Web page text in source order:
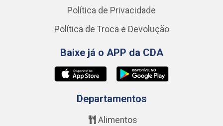
Política de Privacidade
Política de Troca e Devolução
Baixe já o APP da CDA
Departamentos
Alimentos